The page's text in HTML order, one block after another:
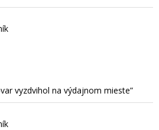
vyzdvihol na výdajnom mieste